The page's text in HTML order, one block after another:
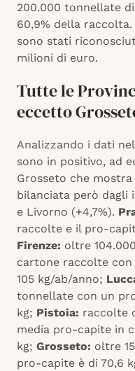
200.000 tonnellate
60,9% della
sono stati
milioni di euro.
Tutte le
eccetto
Analizzando i dati
sono in positivo, ad
Grosseto che
bilanciata però dagli
e Livorno (+4,7%).
raccolte e il pro-
Firenze: oltre
cartone raccolte
105 kg/ab/anno;
tonnellate con un
kg; Pistoia: raccolte
media pro-capite in
kg; Grosseto: oltre
pro-capite è di 70,6